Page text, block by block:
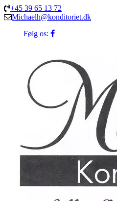
+45 39 65 13 72
Michaelh@konditoriet.dk
Følg os: